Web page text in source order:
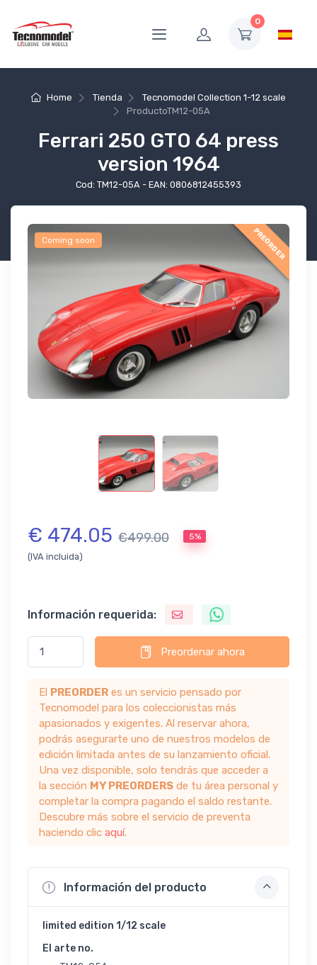
0
Home Tienda
Tecnomodel Collection 1-12 scale
ProductoTM12-05A
Ferrari 250 GTO 64 press
version 1964
Cod: TM12-05A - EAN: 0806812455393
Coming soon PREORDER
€ 474.05 €499.00 5%
(IVA incluida)
Información requerida:
Preordenar ahora
El PREORDER es un servicio pensado por
Tecnomodel para los coleccionistas más
apasionados y exigentes. Al reservar ahora,
podrás asegurarte uno de nuestros modelos de
edición limitada antes de su lanzamiento oficial.
Una vez disponible, solo tendrás que acceder a
la sección MY PREORDERS de tu área personal y
completar la compra pagando el saldo restante.
Descubre más sobre el servicio de preventa
haciendo clic aquí.
Información del producto
limited edition 1/12 scale
El arte no.